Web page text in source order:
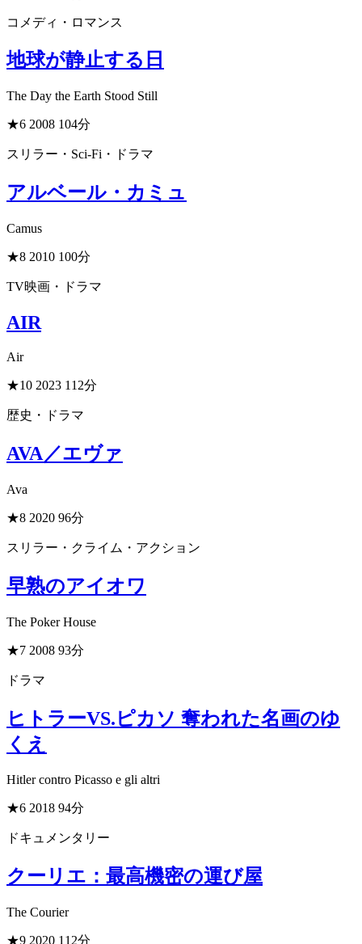
コメディ・ロマンス
地球が静止する日
The Day the Earth Stood Still
★6 2008 104分
スリラー・Sci-Fi・ドラマ
アルベール・カミュ
Camus
★8 2010 100分
TV映画・ドラマ
AIR
Air
★10 2023 112分
歴史・ドラマ
AVA／エヴァ
Ava
★8 2020 96分
スリラー・クライム・アクション
早熟のアイオワ
The Poker House
★7 2008 93分
ドラマ
ヒトラーVS.ピカソ 奪われた名画のゆ
くえ
Hitler contro Picasso e gli altri
★6 2018 94分
ドキュメンタリー
クーリエ：最高機密の運び屋
The Courier
★9 2020 112分